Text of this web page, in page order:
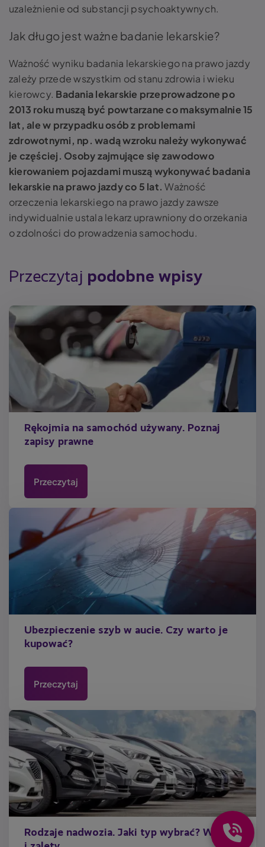
uzależnienie od substancji psychoaktywnych.
Jak długo jest ważne badanie lekarskie?
Ważność wyniku badania lekarskiego na prawo jazdy
zależy przede wszystkim od stanu zdrowia i wieku
kierowcy. Badania lekarskie przeprowadzone po
2013 roku muszą być powtarzane co maksymalnie 15
lat, ale w przypadku osób z problemami
zdrowotnymi, np. wadą wzroku należy wykonywać
je częściej. Osoby zajmujące się zawodowo
kierowaniem pojazdami muszą wykonywać badania
lekarskie na prawo jazdy co 5 lat.Ważność
orzeczenia lekarskiego na prawo jazdy zawsze
indywidualnie ustala lekarz uprawniony do orzekania
o zdolności do prowadzenia samochodu.
Przeczytaj podobne wpisy
Rękojmia na samochód używany. Poznaj
zapisy prawne
Przeczytaj
Ubezpieczenie szyb w aucie. Czy warto je
kupować?
Przeczytaj
Rodzaje nadwozia. Jaki typ wybrać? Wady